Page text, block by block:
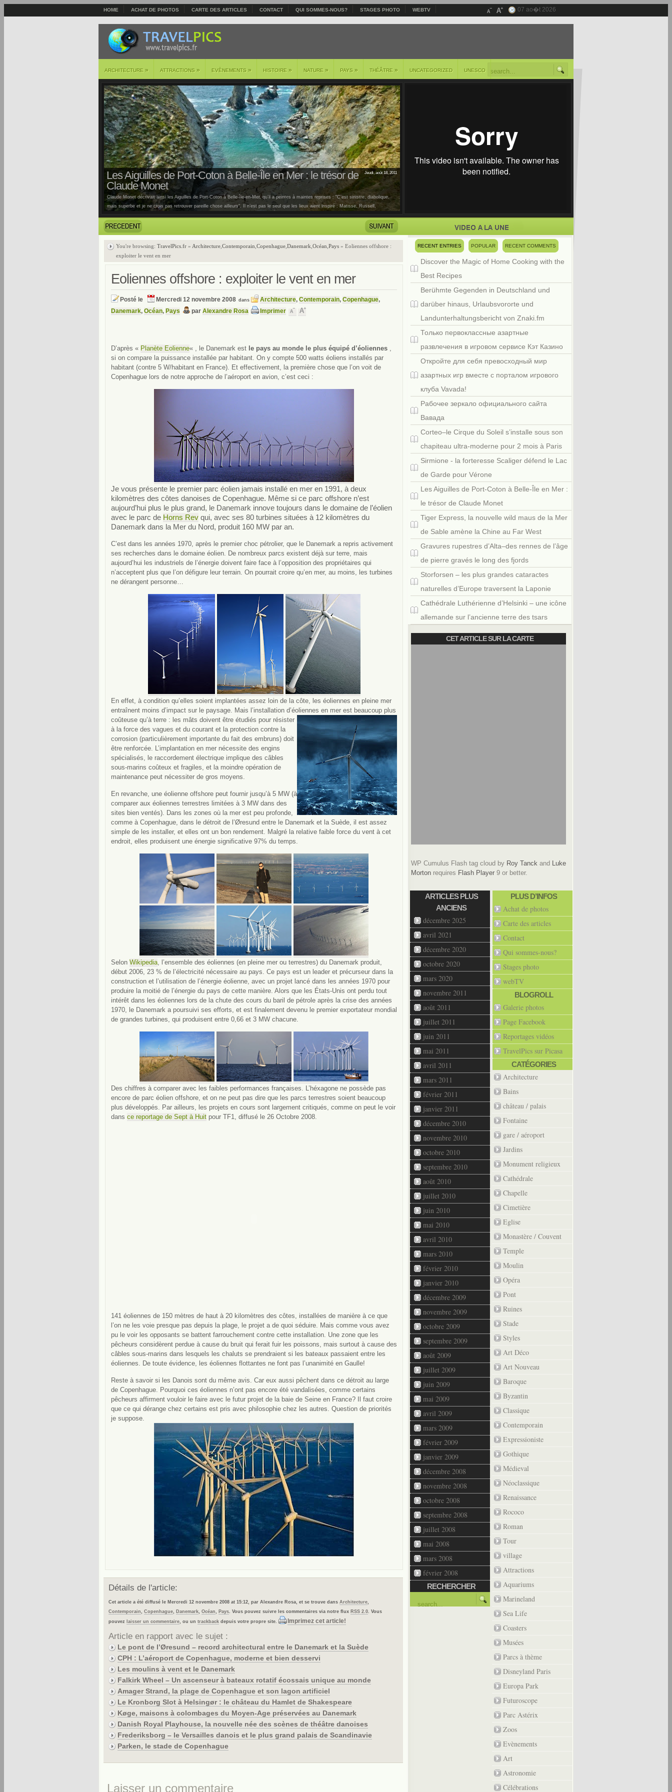
HOME ACHAT DE PHOTOS CARTE DES ARTICLES CONTACT QUI SOMMES-NOUS? STAGES PHOTO WEBTV 07 ao�t 2026
ARCHITECTURE » ATTRACTIONS » EVÈNEMENTS » HISTOIRE » NATURE » PAYS » THÉÂTRE » UNCATEGORIZED UNESCO
Jeudi, août 18, 2011
Les Aiguilles de Port-Coton à Belle-Île en Mer : le trésor de
Claude Monet
Claude Monet décrivait ainsi les Aiguilles de Port-Coton à Belle-île-en-Mer, qu’il a peintes à maintes reprises : "C’est sinistre, diabolique,
mais superbe et je ne crois pas retrouver pareille chose ailleurs". Il n’est pas le seul que les lieux aient inspiré : Matisse, Russell,
You're browsing: TravelPics.fr » Architecture Contemporain Copenhague Danemark Océan Pays » Eoliennes offshore :
exploiter le vent en mer
Eoliennes offshore : exploiter le vent en mer
Posté le Mercredi 12 novembre 2008 dans Architecture, Contemporain, Copenhague,
Danemark, Océan, Pays par Alexandre Rosa Imprimer
D’après « Planète Eolienne« , le Danemark est le pays au monde le plus équipé d’éoliennes ,
si on compare la puissance installée par habitant. On y compte 500 watts éoliens installés par
habitant (contre 5 W/habitant en France). Et effectivement, la première chose que l’on voit de
Copenhague lors de notre approche de l’aéroport en avion, c’est ceci :
Je vous présente le premier parc éolien jamais installé en mer en 1991, à deux
kilomètres des côtes danoises de Copenhague. Même si ce parc offshore n’est
aujourd’hui plus le plus grand, le Danemark innove toujours dans le domaine de l’éolien
avec le parc de Horns Rev qui, avec ses 80 turbines situées à 12 kilomètres du
Danemark dans la Mer du Nord, produit 160 MW par an.
C’est dans les années 1970, après le premier choc pétrolier, que le Danemark a repris activement
ses recherches dans le domaine éolien. De nombreux parcs existent déjà sur terre, mais
aujourd’hui les industriels de l’énergie doivent faire face à l’opposition des propriétaires qui
n’acceptent plus que l’on défigure leur terrain. On pourrait croire qu’en mer, au moins, les turbines
ne dérangent personne…
En effet, à condition qu’elles soient implantées assez loin de la côte, les éoliennes en pleine mer
entraînent moins d’impact sur le paysage. Mais l’installation d’éoliennes en mer est beaucoup plus
coûteuse qu’à terre : les mâts doivent être étudiés pour résister
à la force des vagues et du courant et la protection contre la
corrosion (particulièrement importante du fait des embruns) doit
être renforcée. L’implantation en mer nécessite des engins
spécialisés, le raccordement électrique implique des câbles
sous-marins coûteux et fragiles, et la moindre opération de
maintenance peut nécessiter de gros moyens.
En revanche, une éolienne offshore peut fournir jusqu’à 5 MW (à
comparer aux éoliennes terrestres limitées à 3 MW dans des
sites bien ventés). Dans les zones où la mer est peu profonde,
comme à Copenhague, dans le détroit de l’Øresund entre le Danemark et la Suède, il est assez
simple de les installer, et elles ont un bon rendement. Malgré la relative faible force du vent à cet
endroit, elles produisent une énergie significative 97% du temps.
Selon Wikipedia, l’ensemble des éoliennes (en pleine mer ou terrestres) du Danemark produit,
début 2006, 23 % de l’électricité nécessaire au pays. Ce pays est un leader et précurseur dans la
construction et l’utilisation de l’énergie éolienne, avec un projet lancé dans les années 1970 pour
produire la moitié de l’énergie du pays de cette manière. Alors que les États-Unis ont perdu tout
intérêt dans les éoliennes lors de la chute des cours du baril de pétrole après la crise des années
1970, le Danemark a poursuivi ses efforts, et est finalement devenu le premier exportateur mondial
de grandes turbines, qui produisent entre 0,66 et 3 MW chacune.
Des chiffres à comparer avec les faibles performances françaises. L’héxagone ne possède pas
encore de parc éolien offshore, et on ne peut pas dire que les parcs terrestres soient beaucoup
plus développés. Par ailleurs, les projets en cours sont largement critiqués, comme on peut le voir
dans ce reportage de Sept à Huit pour TF1, diffusé le 26 Octobre 2008.
141 éoliennes de 150 mètres de haut à 20 kilomètres des côtes, installées de manière à ce que
l’on ne les voie presque pas depuis la plage, le projet a de quoi séduire. Mais comme vous avez
pu le voir les opposants se battent farrouchement contre cette installation. Une zone que les
pêcheurs considèrent perdue à cause du bruit qui ferait fuir les poissons, mais surtout à cause des
câbles sous-marins dans lesquels les chaluts se prendraient si les bateaux passaient entre les
éoliennes. De toute évidence, les éoliennes flottantes ne font pas l’unanimité en Gaulle!
Reste à savoir si les Danois sont du même avis. Car eux aussi pêchent dans ce détroit au large
de Copenhague. Pourquoi ces éoliennes n’ont pas encore été vandalisées, comme certains
pêcheurs affirment vouloir le faire avec le futur projet de la baie de Seine en France? Il faut croire
que ce qui dérange chez certains est pris avec philosophie chez les autres. Question de priorités
je suppose.
Détails de l'article:
Cet article a été diffusé le Mercredi 12 novembre 2008 at 15:12, par Alexandre Rosa, et se trouve dans Architecture,
Contemporain, Copenhague, Danemark, Océan, Pays. Vous pouvez suivre les commentaires via notre flux RSS 2.0. Vous
pouvez
laisser un commentaire, ou un trackback depuis votre propre site. Imprimez cet article!
Article en rapport avec le sujet :
Le pont de l’Øresund – record architectural entre le Danemark et la Suède
CPH : L’aéroport de Copenhague, moderne et bien desservi
Les moulins à vent et le Danemark
Falkirk Wheel – Un ascenseur à bateaux rotatif écossais unique au monde
Amager Strand, la plage de Copenhague et son lagon artificiel
Le Kronborg Slot à Helsingør : le château du Hamlet de Shakespeare
Køge, maisons à colombages du Moyen-Age préservées au Danemark
Danish Royal Playhouse, la nouvelle née des scènes de théâtre danoises
Frederiksborg – le Versailles danois et le plus grand palais de Scandinavie
Parken, le stade de Copenhague
Laisser un commentaire
RECENT ENTRIES POPULAR RECENT COMMENTS
Discover the Magic of Home Cooking with the
Best Recipes
Berühmte Gegenden in Deutschland und
darüber hinaus, Urlaubsvororte und
Landunterhaltungsbericht von Znaki.fm
Только первоклассные азартные
развлечения в игровом сервисе Кэт Казино
Откройте для себя превосходный мир
азартных игр вместе с порталом игрового
клуба Vavada!
Рабочее зеркало официального сайта
Вавада
Corteo–le Cirque du Soleil s’installe sous son
chapiteau ultra-moderne pour 2 mois à Paris
Sirmione - la forteresse Scaliger défend le Lac
de Garde pour Vérone
Les Aiguilles de Port-Coton à Belle-Île en Mer :
le trésor de Claude Monet
Tiger Express, la nouvelle wild maus de la Mer
de Sable amène la Chine au Far West
Gravures rupestres d’Alta–des rennes de l’âge
de pierre gravés le long des fjords
Storforsen – les plus grandes cataractes
naturelles d’Europe traversent la Laponie
Cathédrale Luthérienne d’Helsinki – une icône
allemande sur l’ancienne terre des tsars
CET ARTICLE SUR LA CARTE
WP Cumulus Flash tag cloud by Roy Tanck and Luke
Morton requires Flash Player 9 or better.
ARTICLES PLUS
ANCIENS
décembre 2025
avril 2021
décembre 2020
octobre 2020
mars 2020
novembre 2011
août 2011
juillet 2011
juin 2011
mai 2011
avril 2011
mars 2011
février 2011
janvier 2011
décembre 2010
novembre 2010
octobre 2010
septembre 2010
août 2010
juillet 2010
juin 2010
mai 2010
avril 2010
mars 2010
février 2010
janvier 2010
décembre 2009
novembre 2009
octobre 2009
septembre 2009
août 2009
juillet 2009
juin 2009
mai 2009
avril 2009
mars 2009
février 2009
janvier 2009
décembre 2008
novembre 2008
octobre 2008
septembre 2008
juillet 2008
mai 2008
mars 2008
février 2008
RECHERCHER
PLUS D’INFOS
Achat de photos
Carte des articles
Contact
Qui sommes-nous?
Stages photo
webTV
BLOGROLL
Galerie photos
Page Facebook
Reportages vidéos
TravelPics sur Picasa
CATÉGORIES
Architecture
Bains
château / palais
Fontaine
gare / aéroport
Jardins
Monument religieux
Cathédrale
Chapelle
Cimetière
Eglise
Monastère / Couvent
Temple
Moulin
Opéra
Pont
Ruines
Stade
Styles
Art Déco
Art Nouveau
Baroque
Byzantin
Classique
Contemporain
Expressioniste
Gothique
Médieval
Néoclassique
Renaissance
Rococo
Roman
Tour
village
Attractions
Aquariums
Marineland
Sea Life
Coasters
Musées
Parcs à thème
Disneyland Paris
Europa Park
Futuroscope
Parc Astérix
Zoos
Evènements
Art
Astronomie
Célébrations